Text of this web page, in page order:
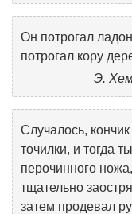
Он потрогал
потрогал кору
Э.
Случалось,
точилки, и тогда
перочинного
тщательно
затем продевал